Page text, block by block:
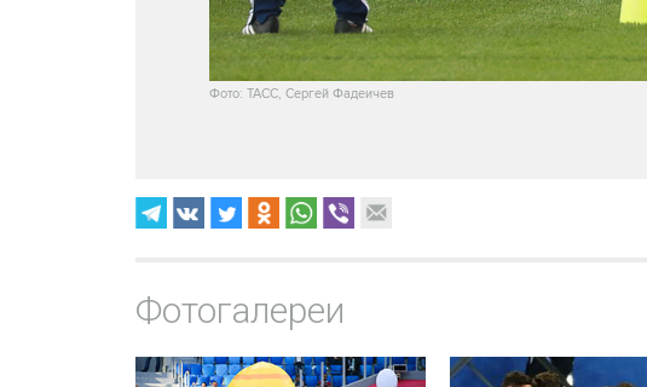
Фото: ТАСС, Сергей Фадеичев
Фотогалереи